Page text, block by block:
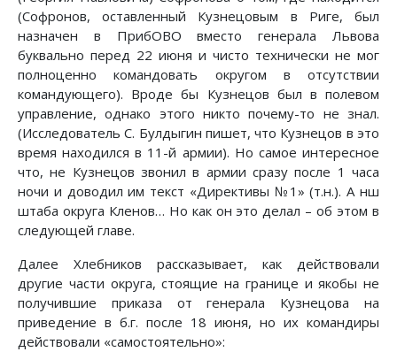
(Софронов, оставленный Кузнецовым в Риге, был
назначен в ПрибОВО вместо генерала Львова
буквально перед 22 июня и чисто технически не мог
полноценно командовать округом в отсутствии
командующего). Вроде бы Кузнецов был в полевом
управление, однако этого никто почему-то не знал.
(Исследователь С. Булдыгин пишет, что Кузнецов в это
время находился в 11-й армии). Но самое интересное
что, не Кузнецов звонил в армии сразу после 1 часа
ночи и доводил им текст «Директивы №1» (т.н.). А нш
штаба округа Кленов… Но как он это делал – об этом в
следующей главе.
Далее Хлебников рассказывает, как действовали
другие части округа, стоящие на границе и якобы не
получившие приказа от генерала Кузнецова на
приведение в б.г. после 18 июня, но их командиры
действовали «самостоятельно»: